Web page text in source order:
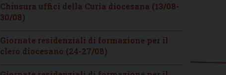
Chiusura uffici della Curia diocesana (13/08-
30/08)
Giornate residenziali di formazione per il
clero diocesano (24-27/08)